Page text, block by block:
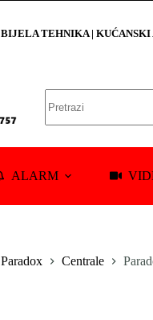
TEHNIKA | KUĆANSKI
results
ALARM
Paradox Centrale